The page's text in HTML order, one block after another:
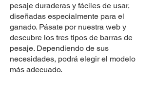
pesaje duraderas y fáciles de usar,
diseñadas especialmente para el
ganado. Pásate por nuestra web y
descubre los tres tipos de barras de
pesaje. Dependiendo de sus
necesidades, podrá elegir el modelo
más adecuado.